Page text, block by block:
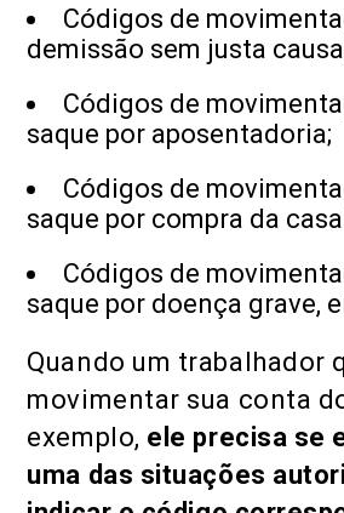
Códigos de
demissão sem justa
Códigos de
saque por aposentadoria;
Códigos de
saque por compra da
Códigos de
saque por doença grave,
Quando um trabalhador
movimentar sua conta
exemplo, ele precisa se
uma das situações